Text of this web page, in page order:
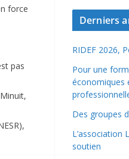
force
pas
Derniers
RIDEF 2026,
Pour une
économiques
Des groupes
L’association
soutien